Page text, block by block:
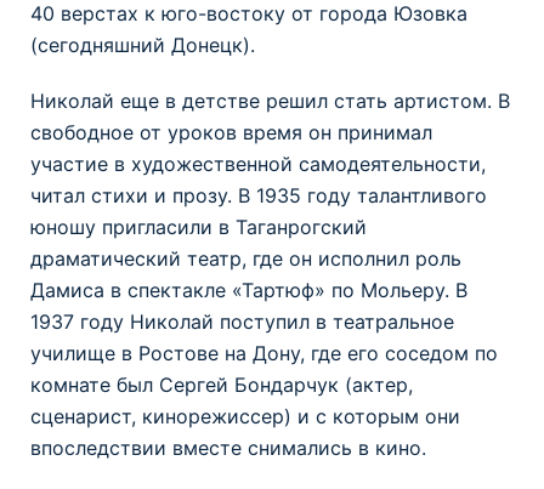
40 верстах к юго-востоку от города Юзовка
(сегодняшний Донецк).
Николай еще в детстве решил стать артистом. В
свободное от уроков время он принимал
участие в художественной самодеятельности,
читал стихи и прозу. В 1935 году талантливого
юношу пригласили в Таганрогский
драматический театр, где он исполнил роль
Дамиса в спектакле «Тартюф» по Мольеру. В
1937 году Николай поступил в театральное
училище в Ростове на Дону, где его соседом по
комнате был Сергей Бондарчук (актер,
сценарист, кинорежиссер) и с которым они
впоследствии вместе снимались в кино.